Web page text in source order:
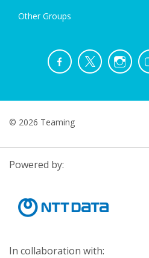
Other Groups
© 2026 Teaming
Powered by:
In collaboration with: